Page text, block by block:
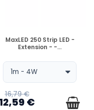
EN STOCK
MaxLED 250 Strip LED -
Extension - -...
16,79 €
12,59 €